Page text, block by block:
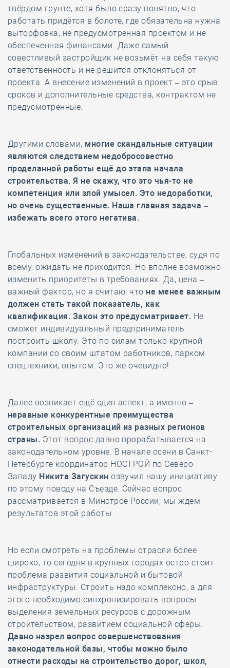
твёрдом грунте, хотя было сразу понятно, что
работать придётся в болоте, где обязательна нужна
выторфовка, не предусмотренная проектом и не
обеспеченная финансами. Даже самый
совестливый застройщик не возьмёт на себя такую
ответственность и не решится отклоняться от
проекта. А внесение изменений в проект – это срыв
сроков и дополнительные средства, контрактом не
предусмотренные.
Другими словами, многие скандальные ситуации
являются следствием недобросовестно
проделанной работы ещё до этапа начала
строительства. Я не скажу, что это чья-то не
компетенция или злой умысел. Это недоработки,
но очень существенные. Наша главная задача –
избежать всего этого негатива.
Глобальных изменений в законодательстве, судя по
всему, ожидать не приходится. Но вполне возможно
изменить приоритеты в требованиях. Да, цена –
важный фактор, но я считаю, что не менее важным
должен стать такой показатель, как
квалификация. Закон это предусматривает. Не
сможет индивидуальный предприниматель
построить школу. Это по силам только крупной
компании со своим штатом работников, парком
спецтехники, опытом. Это же очевидно!
Далее возникает ещё один аспект, а именно –
неравные конкурентные преимущества
строительных организаций из разных регионов
страны. Этот вопрос давно прорабатывается на
законодательном уровне. В начале осени в Санкт-
Петербурге координатор НОСТРОЙ по Северо-
Западу Никита Загускин озвучил нашу инициативу
по этому поводу на Съезде. Сейчас вопрос
рассматривается в Минстрое России, мы ждём
результатов этой работы.
Но если смотреть на проблемы отрасли более
широко, то сегодня в крупных городах остро стоит
проблема развития социальной и бытовой
инфраструктуры. Строить надо комплексно, а для
этого необходимо синхронизировать вопросы
выделения земельных ресурсов с дорожным
строительством, развитием социальной сферы.
Давно назрел вопрос совершенствования
законодательной базы, чтобы можно было
отнести расходы на строительство дорог, школ,